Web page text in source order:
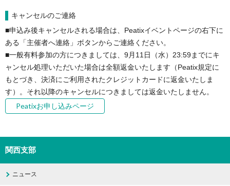
キャンセルのご連絡
■申込み後キャンセルされる場合は、Peatixイベントページの右下に
ある「主催者へ連絡」ボタンからご連絡ください。
■一般有料参加の方につきましては、9月11日（水）23:59までにキ
ャンセル処理いただいた場合は全額返金いたします（Peatix規定に
もとづき、決済にご利用されたクレジットカードに返金いたしま
す）。それ以降のキャンセルにつきましては返金いたしません。
Peatixお申し込みページ
関西支部
ニュース